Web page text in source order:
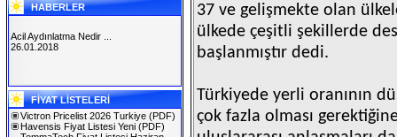
HABERLER
SOLAREX ISTANBUL 2019
30.01.2019
Acil Aydınlatma Nedir ...
26.01.2018
FİYAT LİSTELERİ
Victron Pricelist 2026 Turkiye (PDF)
Havensis Fiyat Listesi Yeni (PDF)
37 ve gelişmekte olan
ülkede çeşitli şekillerde
başlanmıştır dedi.
Türkiyede yerli oranının
çok fazla olması